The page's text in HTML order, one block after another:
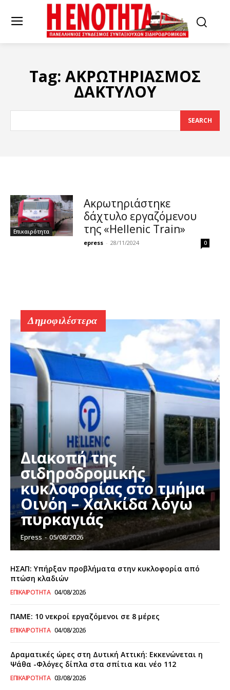
Tag: ΑΚΡΩΤΗΡΙΑΣΜΟΣ
ΔΑΚΤΥΛΟΥ
SEARCH
Επικαιρότητα
Ακρωτηριάστηκε
δάχτυλο εργαζόμενου
της «Hellenic Train»
epress - 28/11/2024 0
Δημοφιλέστερα
Διακοπή της
σιδηροδρομικής
κυκλοφορίας στο τμήμα
Οινόη – Χαλκίδα λόγω
πυρκαγιάς
Epress - 05/08/2026
ΗΣΑΠ: Υπήρξαν προβλήματα στην κυκλοφορία από
πτώση κλαδιών
ΕΠΙΚΑΙΡΌΤΗΤΑ 04/08/2026
ΠΑΜΕ: 10 νεκροί εργαζόμενοι σε 8 μέρες
ΕΠΙΚΑΙΡΌΤΗΤΑ 04/08/2026
Δραματικές ώρες στη Δυτική Αττική: Εκκενώνεται η
Ψάθα -Φλόγες δίπλα στα σπίτια και νέο 112
ΕΠΙΚΑΙΡΌΤΗΤΑ 03/08/2026